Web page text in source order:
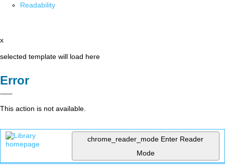
Readability
x
selected template will load here
Error
This action is not available.
chrome_reader_mode Enter Reader
Mode